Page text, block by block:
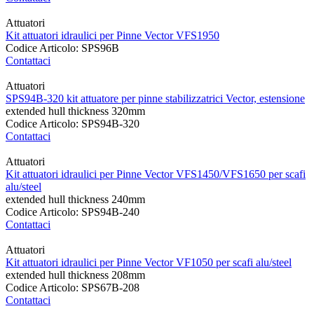
Attuatori
Kit attuatori idraulici per Pinne Vector VFS1950
Codice Articolo: SPS96B
Contattaci
Attuatori
SPS94B-320 kit attuatore per pinne stabilizzatrici Vector, estensione
extended hull thickness 320mm
Codice Articolo: SPS94B-320
Contattaci
Attuatori
Kit attuatori idraulici per Pinne Vector VFS1450/VFS1650 per scafi
alu/steel
extended hull thickness 240mm
Codice Articolo: SPS94B-240
Contattaci
Attuatori
Kit attuatori idraulici per Pinne Vector VF1050 per scafi alu/steel
extended hull thickness 208mm
Codice Articolo: SPS67B-208
Contattaci